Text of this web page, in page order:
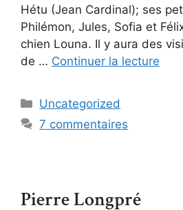
Hétu (Jean Cardinal); ses
Philémon, Jules, Sofia et
chien Louna. Il y aura des
de … Continuer la lecture
Uncategorized
7 commentaires
Pierre Longpré